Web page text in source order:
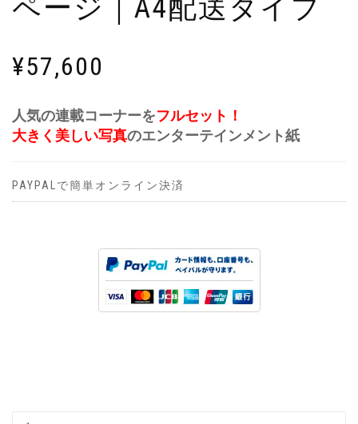
ページ｜A4配送タイプ
¥57,600
人気の連載コーナーをフルセット！
大きく美しい写真のエンターテインメント紙
PAYPALで簡単オンライン決済